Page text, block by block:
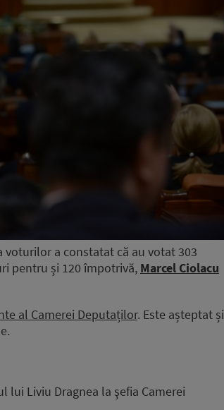
voturilor a constatat că au votat 303
pentru și 120 împotrivă, Marcel Ciolacu
al Camerei Deputaților. Este așteptat și
Liviu Dragnea la şefia Camerei